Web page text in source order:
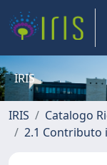
IRIS
IRIS Catalogo
2.1 Contributo